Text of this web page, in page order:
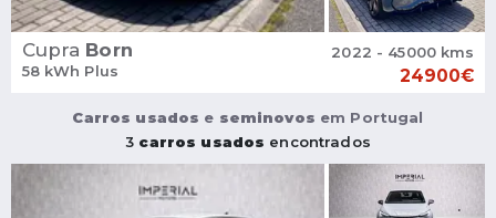
Cupra Born
58 kWh Plus
2022 - 45000 kms
24900€
Carros usados e seminovos em Portugal
3 carros usados encontrados